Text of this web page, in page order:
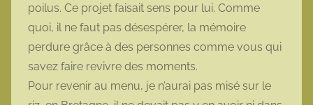
poilus. Ce projet faisait sens pour lui. Comme
quoi, il ne faut pas désespérer, la mémoire
perdure grâce à des personnes comme vous qui
savez faire revivre des moments.
Pour revenir au menu, je n’aurai pas misé sur le